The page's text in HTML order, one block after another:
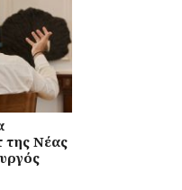
της Νέας